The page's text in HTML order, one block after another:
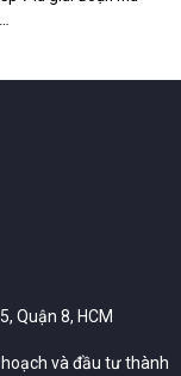
Quận 8, HCM
và đầu tư thành